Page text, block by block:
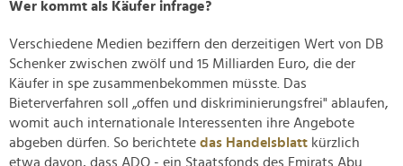
Wer kommt als Käufer infrage?
Verschiedene Medien beziffern den derzeitigen Wert von DB
Schenker zwischen zwölf und 15 Milliarden Euro, die der
Käufer in spe zusammenbekommen müsste. Das
Bieterverfahren soll „offen und diskriminierungsfrei" ablaufen,
womit auch internationale Interessenten ihre Angebote
abgeben dürfen. So berichtete das Handelsblatt kürzlich
etwa davon, dass ADQ - ein Staatsfonds des Emirats Abu